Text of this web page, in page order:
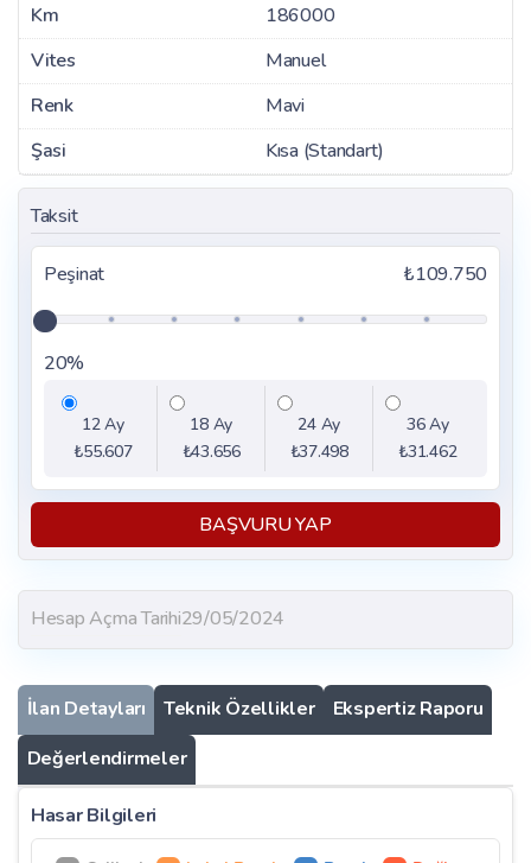
Km
186000
Vites
Manuel
Renk
Mavi
Şasi
Kısa (Standart)
Taksit
Peşinat ₺109.750
20%
12 Ay
₺55.607
18 Ay
₺43.656
24 Ay
₺37.498
36 Ay
₺31.462
BAŞVURU YAP
Hesap Açma Tarihi29/05/2024
İlan Detayları Teknik Özellikler
Ekspertiz Raporu
Değerlendirmeler
Hasar Bilgileri